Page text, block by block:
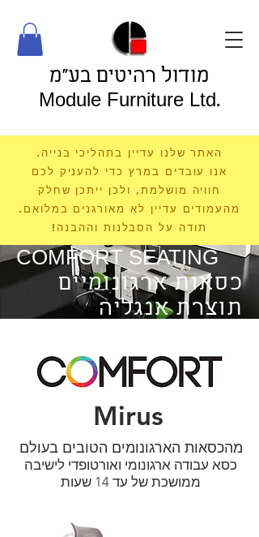
מודול רהיטים בע"מ
Module Furniture Ltd.
האתר שלנו עדיין בתהליכי בנייה.
אנו עובדים במרץ כדי להעניק לכם
חוויה מושלמת, ולכן ייתכן שחלק
מהעמודים עדיין לא מאורגנים במלואם.
תודה על הסבלנות וההבנה!
COMFORT SEATING
כסאות ארגונומיים
תוצרת אנגליה
Mirus
מהכסאות הארגונומים הטובים בעולם
כסא עבודה ארגונומי ואורטופדי לישיבה
ממושכת של עד 14 שעות